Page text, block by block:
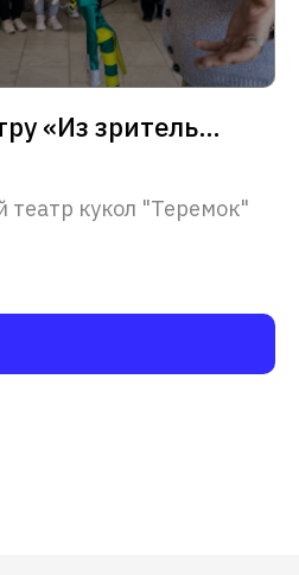
Экскурсия по театру «Из зрительного зала – в сердце театра»
театр кукол "Теремок"